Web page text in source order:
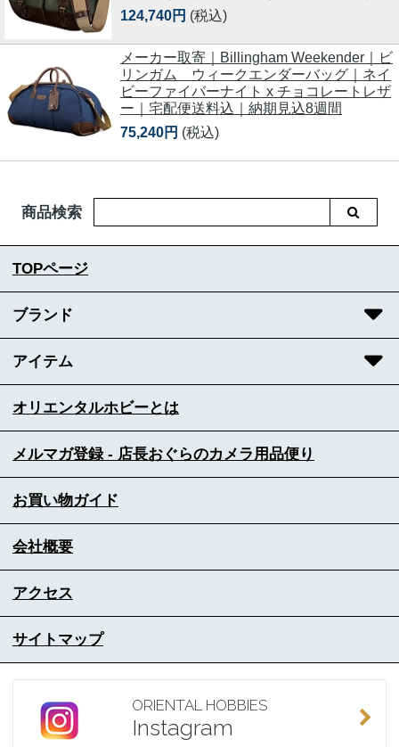
124,740円 (税込)
メーカー取寄｜Billingham Weekender｜ビ
リンガム ウィークエンダーバッグ｜ネイ
ビーファイバーナイト x チョコレートレザ
ー｜宅配便送料込｜納期見込8週間
75,240円 (税込)
商品検索
TOPページ
ブランド
アイテム
オリエンタルホビーとは
メルマガ登録 - 店長おぐらのカメラ用品便り
お買い物ガイド
会社概要
アクセス
サイトマップ
ORIENTAL HOBBIES
Instagram